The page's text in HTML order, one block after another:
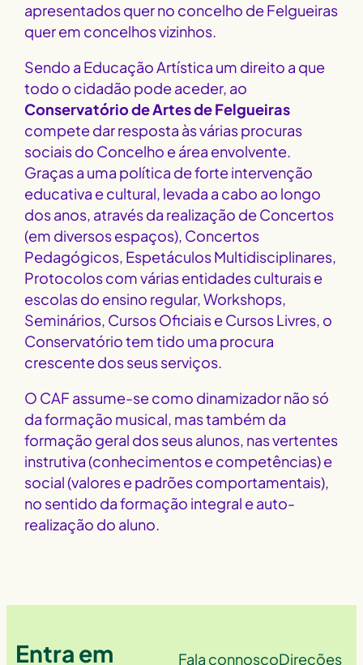
apresentados quer no concelho de Felgueiras
quer em concelhos vizinhos.
Sendo a Educação Artística um direito a que
todo o cidadão pode aceder, ao
Conservatório de Artes de Felgueiras
compete dar resposta às várias procuras
sociais do Concelho e área envolvente.
Graças a uma política de forte intervenção
educativa e cultural, levada a cabo ao longo
dos anos, através da realização de Concertos
(em diversos espaços), Concertos
Pedagógicos, Espetáculos Multidisciplinares,
Protocolos com várias entidades culturais e
escolas do ensino regular, Workshops,
Seminários, Cursos Oficiais e Cursos Livres, o
Conservatório tem tido uma procura
crescente dos seus serviços.
O CAF assume-se como dinamizador não só
da formação musical, mas também da
formação geral dos seus alunos, nas vertentes
instrutiva (conhecimentos e competências) e
social (valores e padrões comportamentais),
no sentido da formação integral e auto-
realização do aluno.
Entra em
Fala connoscoDireções